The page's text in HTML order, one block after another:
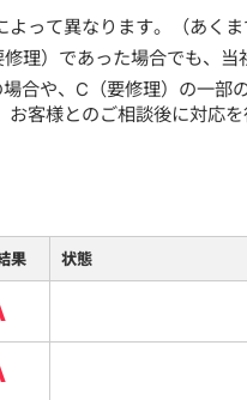
って異なります。（あくま
理）であった場合でも、
合や、C（要修理）の一
客様とのご相談後に対応を
果 状態